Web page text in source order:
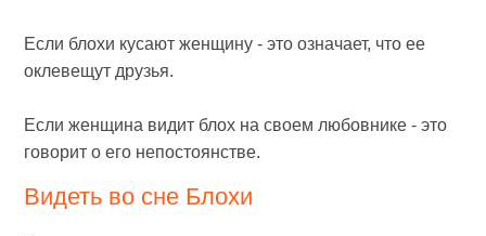
Если блохи кусают женщину - это означает, что ее
оклевещут друзья.
Если женщина видит блох на своем любовнике - это
говорит о его непостоянстве.
Видеть во сне Блохи